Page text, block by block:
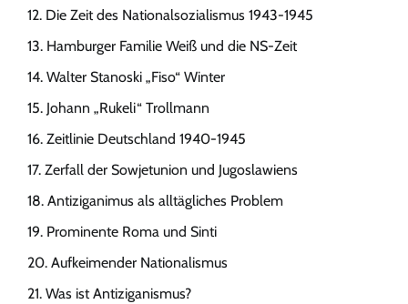
Die Zeit des Nationalsozialismus 1943-1945
Hamburger Familie Weiß und die NS-Zeit
Walter Stanoski „Fiso“ Winter
Johann „Rukeli“ Trollmann
Zeitlinie Deutschland 1940-1945
Zerfall der Sowjetunion und Jugoslawiens
Antiziganimus als alltägliches Problem
Prominente Roma und Sinti
Aufkeimender Nationalismus
Was ist Antiziganismus?